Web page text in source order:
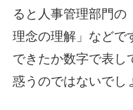
ると人事管理部門の
理念の理解」などで
できたか数字で表し
惑うのではないでし